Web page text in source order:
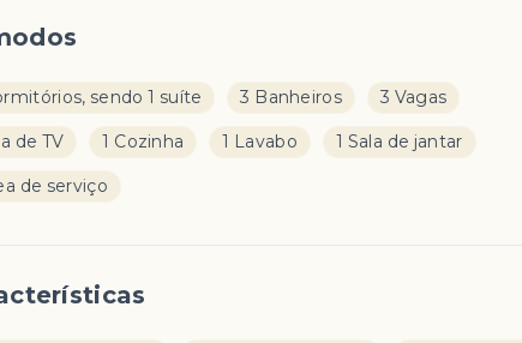
sendo 1 suíte 3 Banheiros 3 Vagas
de TV 1 Cozinha 1 Lavabo 1 Sala de jantar
de serviço